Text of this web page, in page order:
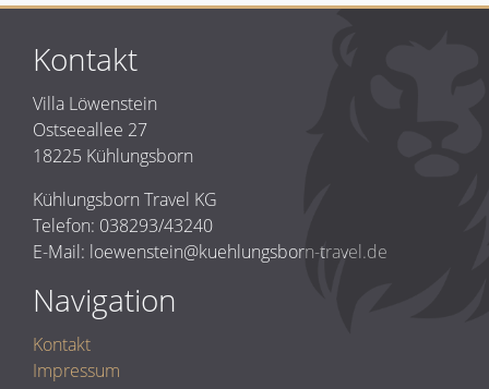
Kontakt
Villa Löwenstein
Ostseeallee 27
18225 Kühlungsborn
Kühlungsborn Travel KG
Telefon: 038293/43240
E-Mail: loewenstein@kuehlungsborn-travel.de
Navigation
Kontakt
Impressum